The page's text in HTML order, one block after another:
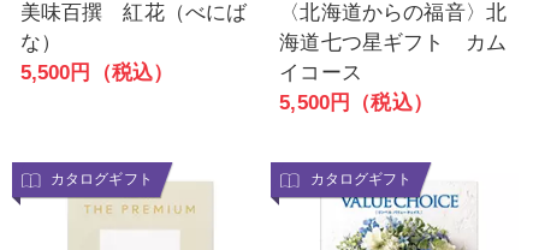
美味百撰 紅花（べにば
な）
5,500円（税込）
〈北海道からの福音〉北
海道七つ星ギフト カム
イコース
5,500円（税込）
カタログギフト カタログギフト